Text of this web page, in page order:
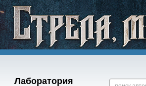
Лаборатория